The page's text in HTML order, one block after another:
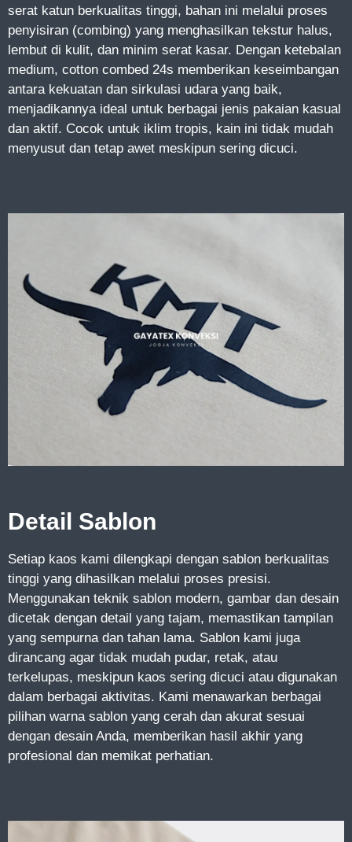
serat katun berkualitas tinggi, bahan ini melalui proses
penyisiran (combing) yang menghasilkan tekstur halus,
lembut di kulit, dan minim serat kasar. Dengan ketebalan
medium, cotton combed 24s memberikan keseimbangan
antara kekuatan dan sirkulasi udara yang baik,
menjadikannya ideal untuk berbagai jenis pakaian kasual
dan aktif. Cocok untuk iklim tropis, kain ini tidak mudah
menyusut dan tetap awet meskipun sering dicuci.
Detail Sablon
Setiap kaos kami dilengkapi dengan sablon berkualitas
tinggi yang dihasilkan melalui proses presisi.
Menggunakan teknik sablon modern, gambar dan desain
dicetak dengan detail yang tajam, memastikan tampilan
yang sempurna dan tahan lama. Sablon kami juga
dirancang agar tidak mudah pudar, retak, atau
terkelupas, meskipun kaos sering dicuci atau digunakan
dalam berbagai aktivitas. Kami menawarkan berbagai
pilihan warna sablon yang cerah dan akurat sesuai
dengan desain Anda, memberikan hasil akhir yang
profesional dan memikat perhatian.